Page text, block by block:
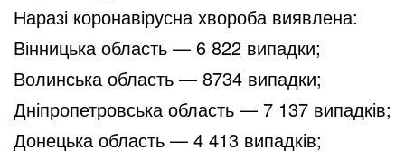
Наразі коронавірусна хвороба виявлена:
Вінницька область — 6 822 випадки;
Волинська область — 8734 випадки;
Дніпропетровська область — 7 137 випадків;
Донецька область — 4 413 випадків;